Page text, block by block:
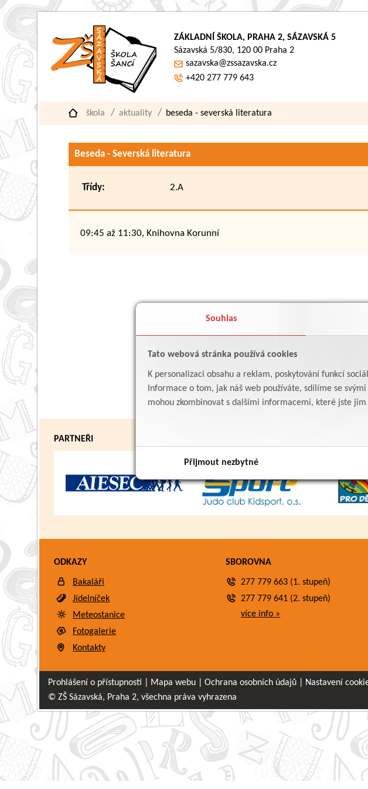
Souhlas
Tato webová stránka používá cookies
K personalizaci obsahu a reklam, poskytování funkcí
Informace o tom, jak náš web používáte, sdílíme se
mohou zkombinovat s dalšími informacemi, které jste
Přijmout nezbytné
ZÁKLADNÍ ŠKOLA, PRAHA 2, SÁZAVSKÁ 5
Sázavská 5/830, 120 00 Praha 2
sazavska@zssazavska.cz
+420 277 779 643
škola aktuality beseda - severská literatura
Beseda - Severská literatura
Třídy: 2.A
09:45 až 11:30, Knihovna Korunní
PARTNEŘI
ODKAZY
Bakaláři
Jídelníček
Meteostanice
Fotogalerie
Kontakty
SBOROVNA
277 779 663 (1. stupeň)
277 779 641 (2. stupeň)
více info »
Prohlášení o přístupnosti Mapa webu |Ochrana osobních údajů
Nastavení
© ZŠ Sázavská, Praha 2, všechna práva vyhrazena